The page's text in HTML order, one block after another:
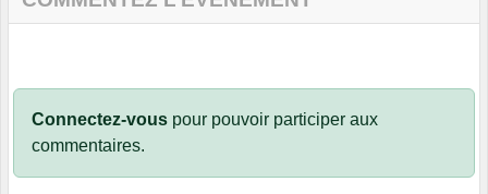
Connectez-vous pour pouvoir participer aux
commentaires.